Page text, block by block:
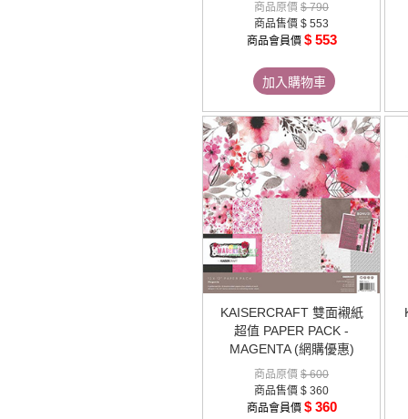
商品原價 $ 790
商品售價 $ 553
商品會員價 $ 553
加入購物車
KAISERCRAFT 雙面襯紙
超值 PAPER PACK -
MAGENTA (網購優惠)
商品原價 $ 600
商品售價 $ 360
商品會員價 $ 360